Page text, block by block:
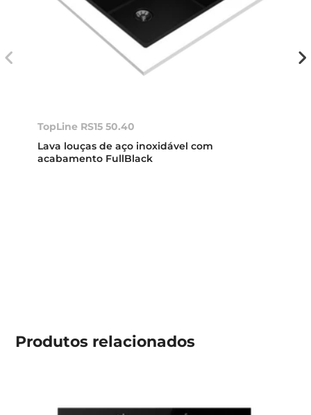
TopLine RS15 50.40
Lava louças de aço inoxidável com
acabamento FullBlack
Produtos relacionados